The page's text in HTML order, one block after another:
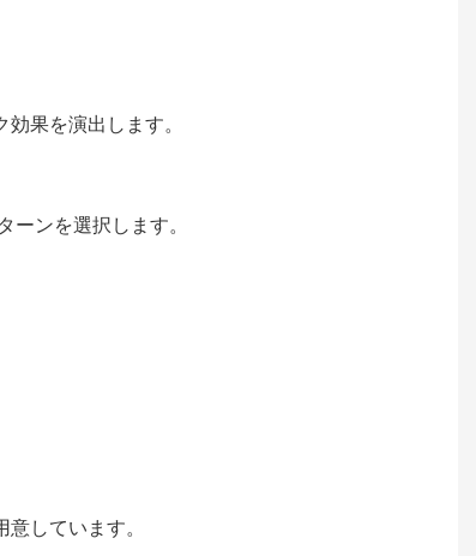
果を演出します。
ンを選択します。
しています。